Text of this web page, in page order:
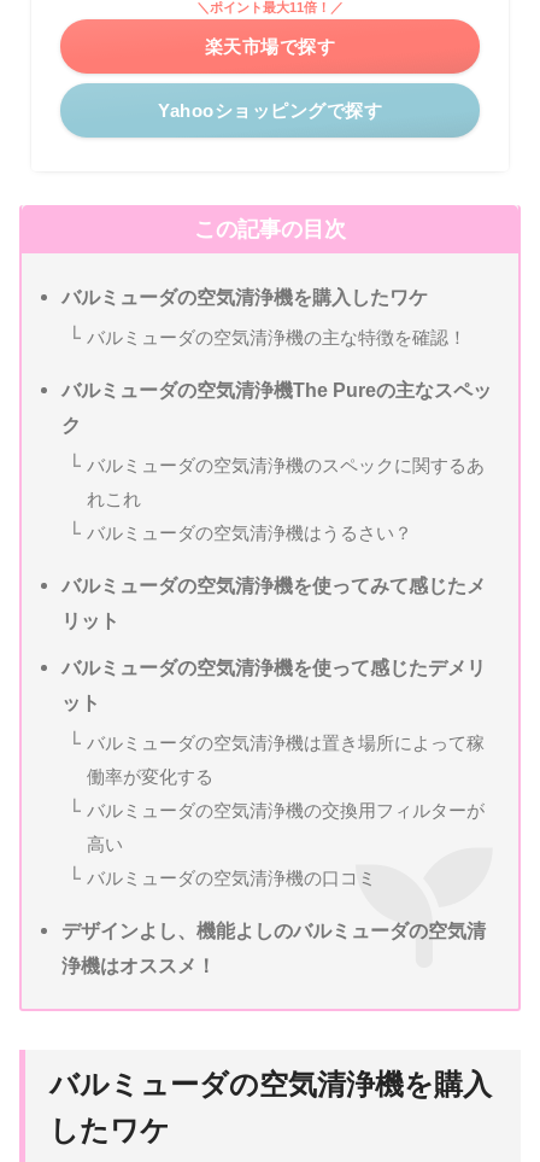
＼ポイント最大11倍！／
楽天市場で探す
Yahooショッピングで探す
この記事の目次
バルミューダの空気清浄機を購入したワケ
バルミューダの空気清浄機の主な特徴を確認！
バルミューダの空気清浄機The Pureの主なスペッ
ク
バルミューダの空気清浄機のスペックに関するあ
れこれ
バルミューダの空気清浄機はうるさい？
バルミューダの空気清浄機を使ってみて感じたメ
リット
バルミューダの空気清浄機を使って感じたデメリ
ット
バルミューダの空気清浄機は置き場所によって稼
働率が変化する
バルミューダの空気清浄機の交換用フィルターが
高い
バルミューダの空気清浄機の口コミ
デザインよし、機能よしのバルミューダの空気清
浄機はオススメ！
バルミューダの空気清浄機を購入
したワケ